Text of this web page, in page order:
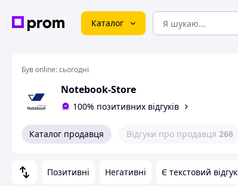
Каталог
Був online:сьогодні
Notebook-Store
100% позитивних відгуків
Каталог продавця Відгуки про продавця 266
Позитивні Негативні Є текстовий відгук